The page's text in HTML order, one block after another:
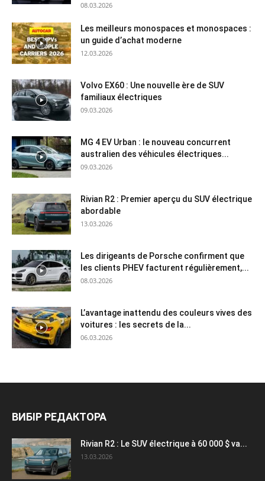
08.03.2026
Les meilleurs monospaces et monospaces :
un guide d’achat moderne
12.03.2026
Volvo EX60 : Une nouvelle ère de SUV
familiaux électriques
09.03.2026
MG 4 EV Urban : le nouveau concurrent
australien des véhicules électriques...
09.03.2026
Rivian R2 : Premier aperçu du SUV électrique
abordable
13.03.2026
Les dirigeants de Porsche confirment que
les clients PHEV facturent régulièrement,...
08.03.2026
L’avantage inattendu des couleurs vives des
voitures : les secrets de la...
06.03.2026
ВИБІР РЕДАКТОРА
Rivian R2 : Le SUV électrique à 60 000 $ va...
13.03.2026